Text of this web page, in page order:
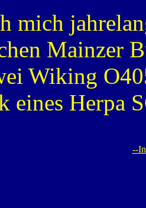
mich
Mainzer
Wiking
eines Herpa
--